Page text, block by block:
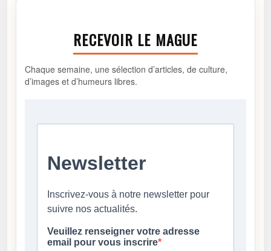
RECEVOIR LE MAGUE
Chaque semaine, une sélection d’articles, de culture,
d’images et d’humeurs libres.